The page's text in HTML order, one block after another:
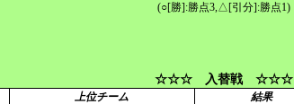
(○[勝]:勝点3,△[引分]:勝点1)
☆☆☆ 入替戦 ☆☆☆
上位チーム 結果